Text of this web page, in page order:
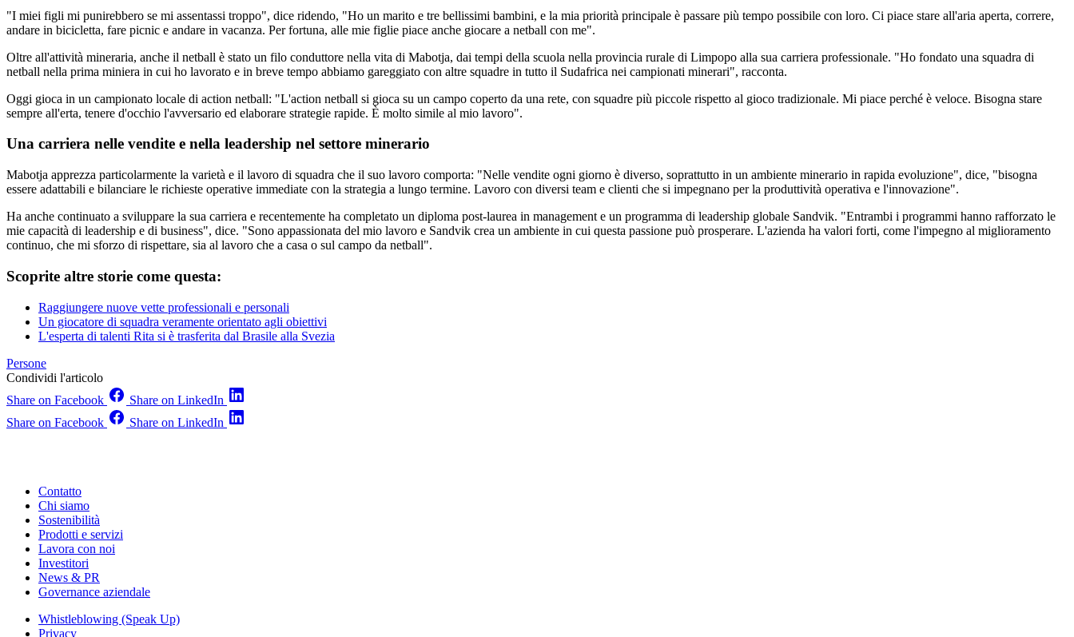
"I miei figli mi punirebbero se mi assentassi troppo", dice ridendo, "Ho un marito e tre bellissimi bambini, e la mia priorità principale è passare più tempo possibile con loro. Ci piace stare all'aria aperta, correre,
andare in bicicletta, fare picnic e andare in vacanza. Per fortuna, alle mie figlie piace anche giocare a netball con me".
Oltre all'attività mineraria, anche il netball è stato un filo conduttore nella vita di Mabotja, dai tempi della scuola nella provincia rurale di Limpopo alla sua carriera professionale. "Ho fondato una squadra di
netball nella prima miniera in cui ho lavorato e in breve tempo abbiamo gareggiato con altre squadre in tutto il Sudafrica nei campionati minerari", racconta.
Oggi gioca in un campionato locale di action netball: "L'action netball si gioca su un campo coperto da una rete, con squadre più piccole rispetto al gioco tradizionale. Mi piace perché è veloce. Bisogna stare
sempre all'erta, tenere d'occhio l'avversario ed elaborare strategie rapide. È molto simile al mio lavoro".
Una carriera nelle vendite e nella leadership nel settore minerario
Mabotja apprezza particolarmente la varietà e il lavoro di squadra che il suo lavoro comporta: "Nelle vendite ogni giorno è diverso, soprattutto in un ambiente minerario in rapida evoluzione", dice, "bisogna
essere adattabili e bilanciare le richieste operative immediate con la strategia a lungo termine. Lavoro con diversi team e clienti che si impegnano per la produttività operativa e l'innovazione".
Ha anche continuato a sviluppare la sua carriera e recentemente ha completato un diploma post-laurea in management e un programma di leadership globale Sandvik. "Entrambi i programmi hanno rafforzato le
mie capacità di leadership e di business", dice. "Sono appassionata del mio lavoro e Sandvik crea un ambiente in cui questa passione può prosperare. L'azienda ha valori forti, come l'impegno al miglioramento
continuo, che mi sforzo di rispettare, sia al lavoro che a casa o sul campo da netball".
Scoprite altre storie come questa:
Raggiungere nuove vette professionali e personali
Un giocatore di squadra veramente orientato agli obiettivi
L'esperta di talenti Rita si è trasferita dal Brasile alla Svezia
Persone
Condividi l'articolo
Share on Facebook
Share on LinkedIn
Share on Facebook
Share on LinkedIn
Contatto
Chi siamo
Sostenibilità
Prodotti e servizi
Lavora con noi
Investitori
News & PR
Governance aziendale
Whistleblowing (Speak Up)
Privacy